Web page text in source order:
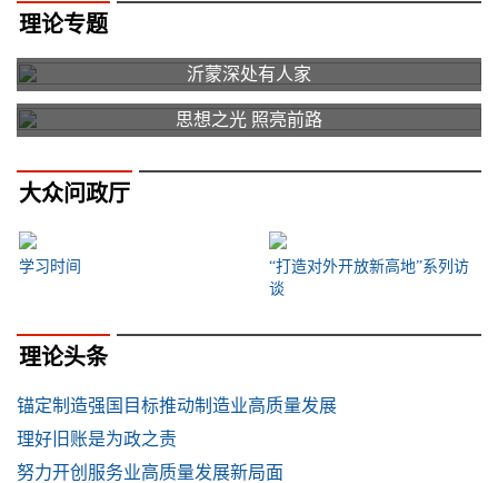
理论专题
沂蒙深处有人家
思想之光 照亮前路
大众问政厅
学习时间
“打造对外开放新高地”系列访
谈
理论头条
锚定制造强国目标推动制造业高质量发展
理好旧账是为政之责
努力开创服务业高质量发展新局面